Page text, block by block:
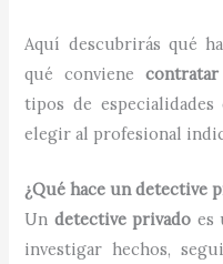
Aquí descubrirás qué
qué conviene
tipos de
elegir al profesional
¿Qué hace un detective
Un detective privado es
investigar hechos,